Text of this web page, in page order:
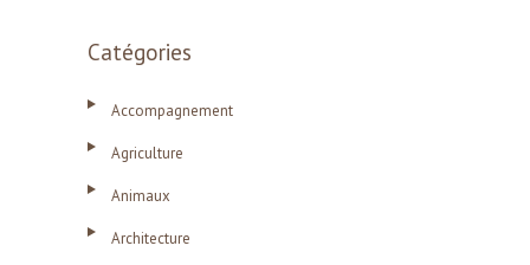
Catégories
Accompagnement
Agriculture
Animaux
Architecture